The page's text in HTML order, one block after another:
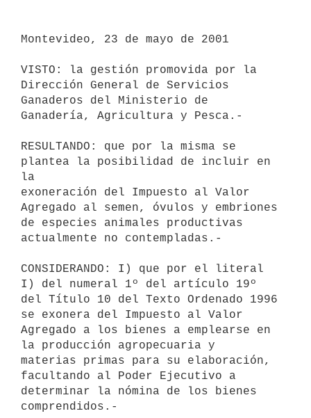
Montevideo, 23 de mayo de 2001
VISTO: la gestión promovida por la
Dirección General de Servicios
Ganaderos del Ministerio de
Ganadería, Agricultura y Pesca.-
RESULTANDO: que por la misma se
plantea la posibilidad de incluir en
la
exoneración del Impuesto al Valor
Agregado al semen, óvulos y embriones
de especies animales productivas
actualmente no contempladas.-
CONSIDERANDO: I) que por el literal
I) del numeral 1º del artículo 19º
del Título 10 del Texto Ordenado 1996
se exonera del Impuesto al Valor
Agregado a los bienes a emplearse en
la producción agropecuaria y
materias primas para su elaboración,
facultando al Poder Ejecutivo a
determinar la nómina de los bienes
comprendidos.-